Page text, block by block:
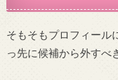
そもそもプロフィール
っ先に候補から外すべ